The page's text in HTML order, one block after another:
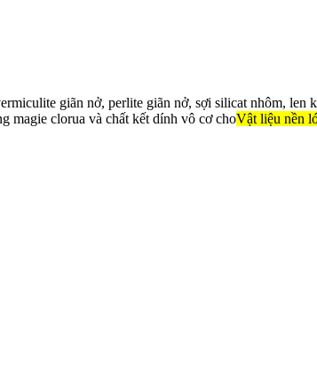
giãn nở, perlite giãn nở, sợi silicat nhôm, len
magie clorua và chất kết dính vô cơ choVật liệu nền